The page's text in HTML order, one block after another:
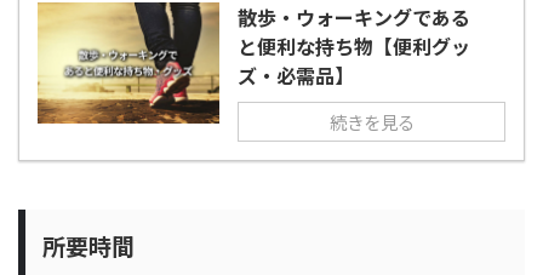
散歩・ウォーキングである
と便利な持ち物【便利グッ
ズ・必需品】
続きを見る
所要時間